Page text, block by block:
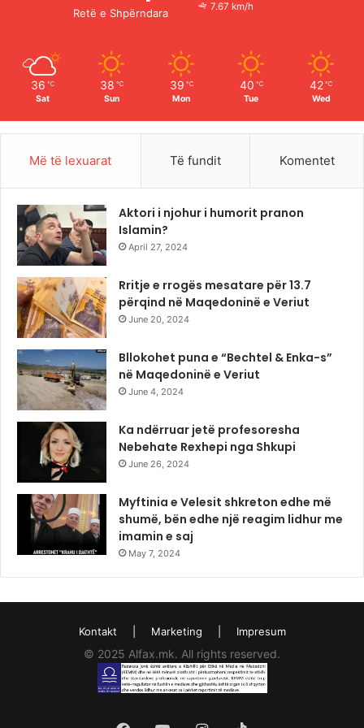
Retë e Shpërndara
7.67 km/h
36 ℃
Sat
38 ℃
Sun
39 ℃
Mon
40 ℃
Tue
42 ℃
Wed
Më të lexuarat Të fundit Komentet
Aktori i njohur i humorit pranon
Islamin?
April 27, 2024
Rritje e rrogës mesatare për 13.7
përqind në Maqedoninë e Veriut
June 20, 2024
Bllokohet puna e “Bechtel & Enka-s”
në Maqedoninë e Veriut
June 4, 2024
Ka ndërruar jetë profesoresha
Nebehate Rexhepi nga Shkupi
June 26, 2024
Myftinia e Velesit shkreton edhe më
shumë, bën edhe një reagim lidhur me
imamin e saj
May 7, 2024
Kontakt Marketing Impresum
© 2025 Alfax.mk. All rights reserved.